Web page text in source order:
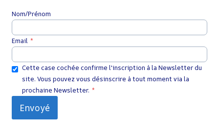
Nom/Prénom
Email *
Cette case cochée confirme l'inscription à la Newsletter du
site. Vous pouvez vous désinscrire à tout moment via la
prochaine Newsletter. *
Envoyé